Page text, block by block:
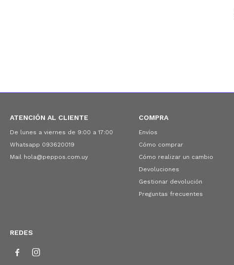
ATENCIÓN AL CLIENTE
De lunes a viernes de 9:00 a 17:00
Whatsapp 093620019
Mail hola@peppos.com.uy
COMPRA
Envíos
Cómo comprar
Cómo realizar un cambio
Devoluciones
Gestionar devolución
Preguntas frecuentes
REDES
 